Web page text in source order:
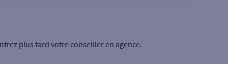
plus tard votre conseiller en agence.